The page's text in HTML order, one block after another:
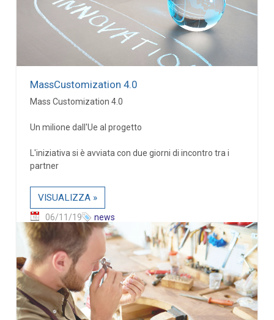
MassCustomization 4.0
Mass Customization 4.0
Un milione dall'Ue al progetto
L'iniziativa si è avviata con due giorni di incontro tra i
partner
VISUALIZZA »
06/11/19 news